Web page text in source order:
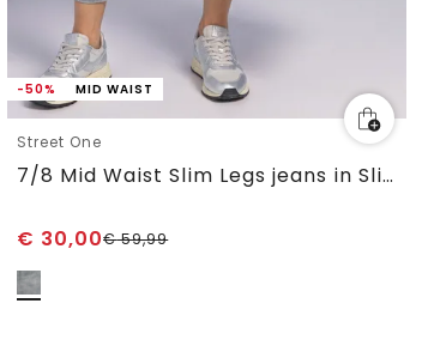
-50% MID WAIST
Street One
7/8 Mid Waist Slim Legs jeans in Slim Fit
€ 30,00€59,99